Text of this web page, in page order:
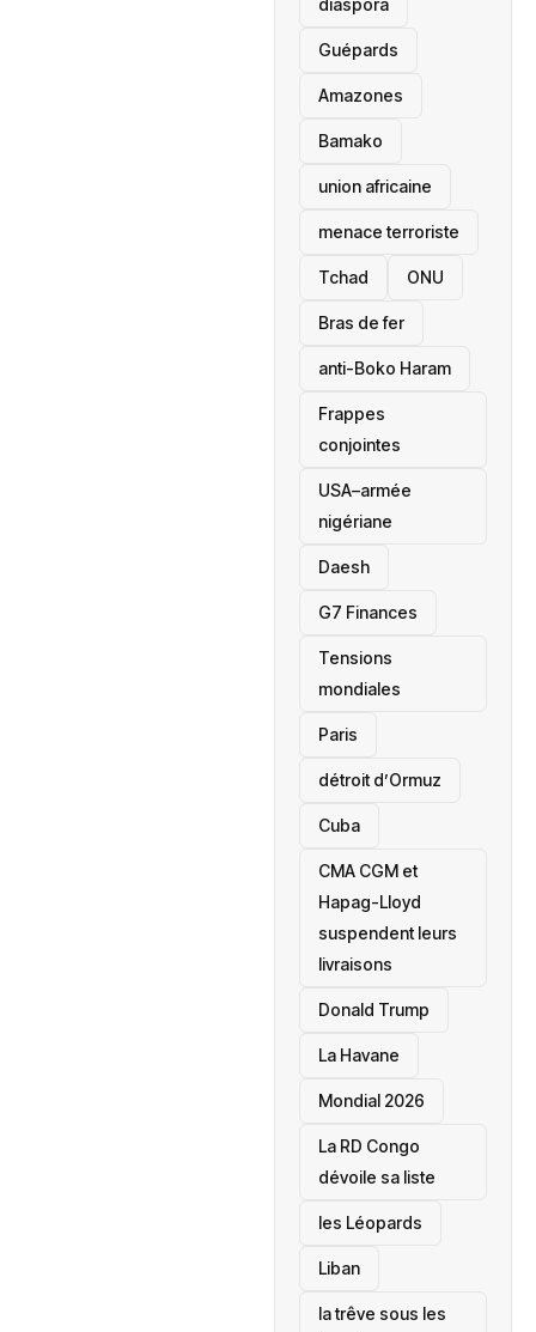
Guépards
Amazones
Bamako
union africaine
menace terroriste
‎Tchad ONU
Bras de fer
anti-Boko Haram
Frappes
conjointes
USA–armée
nigériane
Daesh
‎G7 Finances
Tensions
mondiales
Paris
détroit d’Ormuz
‎Cuba
CMA CGM et
Hapag-Lloyd
suspendent leurs
livraisons
Donald Trump
La Havane
Mondial 2026
La RD Congo
dévoile sa liste
les Léopards
‎Liban
la trêve sous les